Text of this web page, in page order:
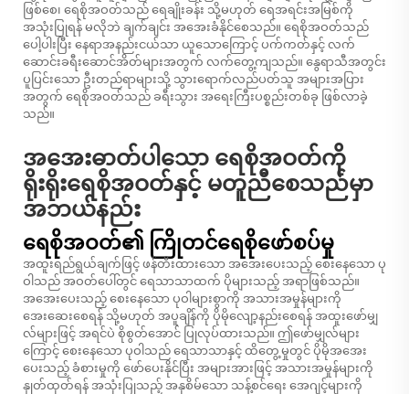
ဖြစ်စေ၊ ရေစိုအဝတ်သည် ရေချိုးခန်း သို့မဟုတ် ရေအရင်းအမြစ်ကို
အသုံးပြုရန် မလိုဘဲ ချက်ချင်း အအေးခံနိုင်စေသည်။ ရေစိုအဝတ်သည်
ပေါ့ပါးပြီး နေရာအနည်းငယ်သာ ယူသောကြောင့် ပက်ကတ်နှင့် လက်
ဆောင်းခရီးဆောင်အိတ်များအတွက် လက်တွေ့ကျသည်။ နွေရာသီအတွင်း
ပူပြင်းသော ဦးတည်ရာများသို့ သွားရောက်လည်ပတ်သူ အများအပြား
အတွက် ရေစိုအဝတ်သည် ခရီးသွား အရေးကြီးပစ္စည်းတစ်ခု ဖြစ်လာခဲ့
သည်။
အအေးဓာတ်ပါသော ရေစိုအဝတ်ကို
ရိုးရိုးရေစိုအဝတ်နှင့် မတူညီစေသည်မှာ
အဘယ်နည်း
ရေစိုအဝတ်၏ ကြိုတင်ရေစိုဖော်စပ်မှု
အထူးရည်ရွယ်ချက်ဖြင့် ဖန်တီးထားသော အအေးပေးသည့် စေးနေသော ပု
ဝါသည် အဝတ်ပေါ်တွင် ရေသာသာထက် ပိုများသည့် အရာဖြစ်သည်။
အအေးပေးသည့် စေးနေသော ပုဝါများစွာကို အသားအမှုန်များကို
အေးဆေးစေရန် သို့မဟုတ် အပူချိန်ကို ပိုမိုလျော့နည်းစေရန် အထူးဖော်မျှ
လ်များဖြင့် အရင်ပဲ စိုစွတ်အောင် ပြုလုပ်ထားသည်။ ဤဖော်မျှလ်များ
ကြောင့် စေးနေသော ပုဝါသည် ရေသာသာနှင့် ထိတွေ့မှုတွင် ပိုမိုအအေး
ပေးသည့် ခံစားမှုကို ဖော်ပေးနိုင်ပြီး အများအားဖြင့် အသားအမှုန်များကို
နှုတ်ထုတ်ရန် အသုံးပြုသည့် အနုစိမ်သော သန့်စင်ရေး အေဂျင့်များကို